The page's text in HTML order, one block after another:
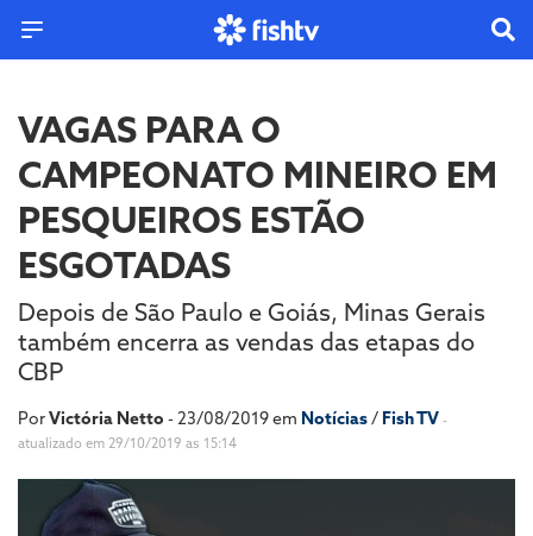
VAGAS PARA O
CAMPEONATO MINEIRO EM
PESQUEIROS ESTÃO
ESGOTADAS
Depois de São Paulo e Goiás, Minas Gerais
também encerra as vendas das etapas do
CBP
PorVictória Netto - 23/08/2019 em Notícias/ Fish TV -
atualizado em 29/10/2019 as 15:14